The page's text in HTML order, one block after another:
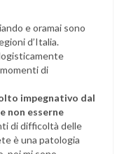
e oramai sono
d’Italia.
di
impegnativo dal
non esserne
di difficoltà delle
è una patologia